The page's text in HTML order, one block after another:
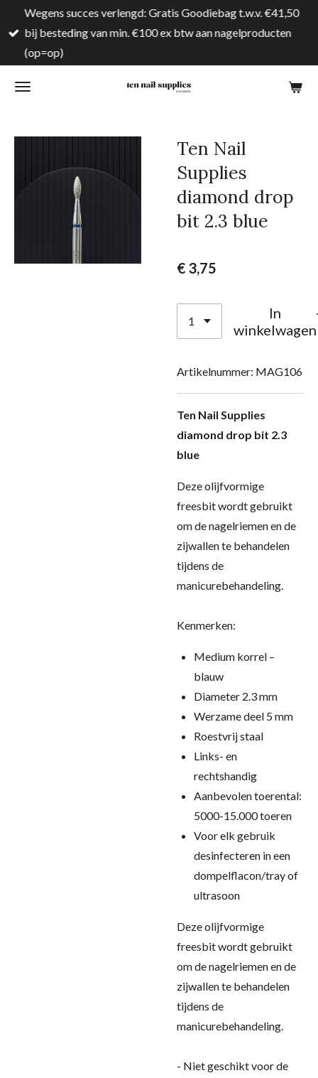
direct
naar
hoofdinhoud
Wegens succes verlengd: Gratis Goodiebag t.w.v. €41,50
bij besteding van min. €100 ex btw aan nagelproducten
(op=op)
Ten Nail
Supplies
diamond drop
bit 2.3 blue
€ 3,75
In
winkelwagen
Artikelnummer: MAG106
Ten Nail Supplies
diamond drop bit 2.3
blue
Deze olijfvormige
freesbit wordt gebruikt
om de nagelriemen en de
zijwallen te behandelen
tijdens de
manicurebehandeling.
Kenmerken:
Medium korrel –
blauw
Diameter 2.3 mm
Werzame deel 5 mm
Roestvrij staal
Links- en
rechtshandig
Aanbevolen toerental:
5000-15.000 toeren
Voor elk gebruik
desinfecteren in een
dompelflacon/tray of
ultrasoon
Deze olijfvormige
freesbit wordt gebruikt
om de nagelriemen en de
zijwallen te behandelen
tijdens de
manicurebehandeling.
- Niet geschikt voor de